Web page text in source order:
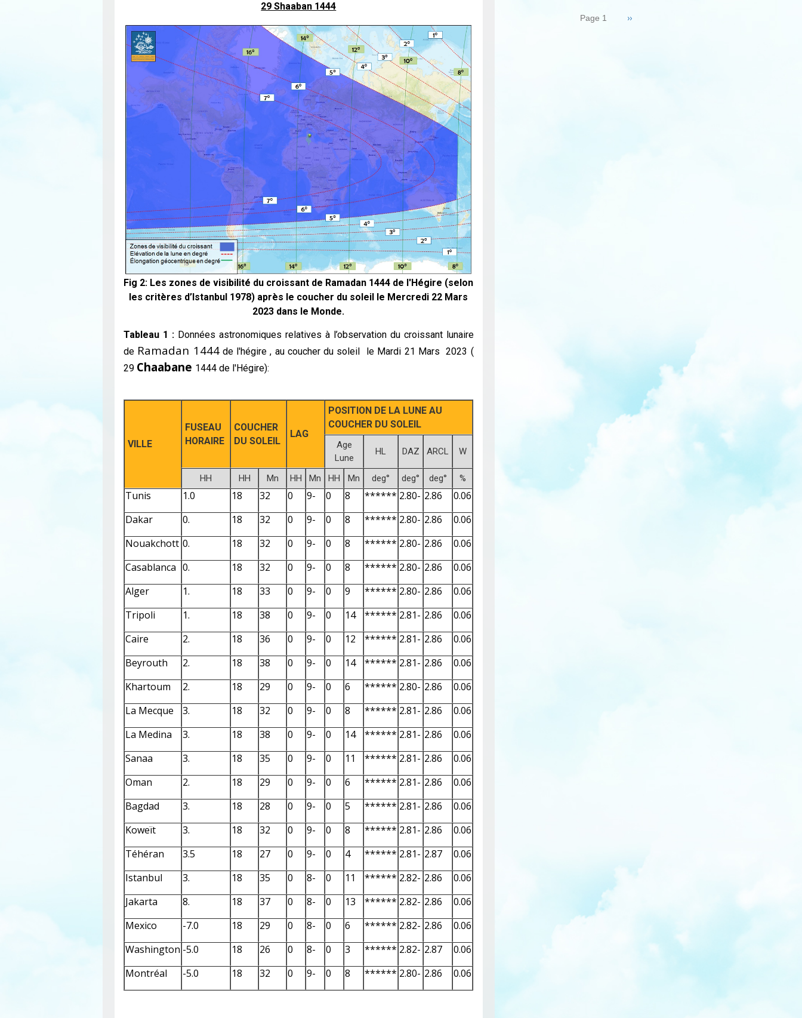
29 Shaaban 1444
Fig 2: Les zones de visibilité du croissant de Ramadan 1444 de l'Hégire (selon
les critères d’Istanbul 1978) après le coucher du soleil le Mercredi 22 Mars
2023 dans le Monde.
Tableau 1 :Données astronomiques relatives à l’observation du croissant lunaire
de Ramadan 1444de l'hégire , au coucher du soleil le Mardi 21 Mars 2023 (
29 Chaabane 1444 de l'Hégire):
VILLE
FUSEAU
HORAIRE
COUCHER
DU SOLEIL
LAG
POSITION DE LA LUNE AU
COUCHER DU SOLEIL
Age
Lune
HL DAZ ARCL W
HH HH Mn HH Mn HH Mn deg° deg° deg° %
Tunis 1.0 18 32 0 -9 0 8 ****** -2.80 2.86
0.06
Dakar
0. 18 32 0 -9 0 8 ****** -2.80 2.86
0.06
Nouakchott 0. 18 32 0 -9 0 8 ****** -2.80 2.86
0.06
Casablanca 0. 18 32 0 -9 0 8 ****** -2.80 2.86
0.06
Alger
1. 18 33 0 -9 0 9 ****** -2.80 2.86
0.06
Tripoli
1. 18 38 0 -9 0 14 ****** -2.81 2.86
0.06
Caire
2. 18 36 0 -9 0 12 ****** -2.81 2.86
0.06
Beyrouth
2. 18 38 0 -9 0 14 ****** -2.81 2.86
0.06
Khartoum
2. 18 29 0 -9 0 6 ****** -2.80 2.86
0.06
La Mecque
3. 18 32 0 -9 0 8 ****** -2.81 2.86
0.06
La Medina
3. 18 38 0 -9 0 14 ****** -2.81 2.86
0.06
Sanaa
3. 18 35 0 -9 0 11 ****** -2.81 2.86
0.06
Oman
2. 18 29 0 -9 0 6 ****** -2.81 2.86
0.06
Bagdad
3. 18 28 0 -9 0 5 ****** -2.81 2.86
0.06
Koweït
3. 18 32 0 -9 0 8 ****** -2.81 2.86
0.06
Téhéran
3.5 18 27 0 -9 0 4 ****** -2.81 2.87
0.06
Istanbul
3. 18 35 0 -8 0 11 ****** -2.82 2.86
0.06
Jakarta
8. 18 37 0 -8 0 13 ****** -2.82 2.86
0.06
Mexico
-7.0 18 29 0 -8 0 6 ****** -2.82 2.86
0.06
Washington -5.0 18 26 0 -8 0 3 ****** -2.82 2.87
0.06
Montréal
-5.0 18 32 0 -9 0 8 ****** -2.80 2.86 0.06
Page 1 Page
››